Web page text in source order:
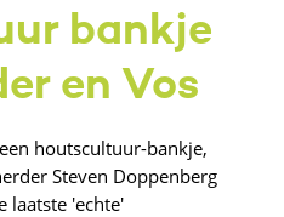
bankje
en Vos
houtscultuur-bankje,
Steven Doppenberg
laatste 'echte'